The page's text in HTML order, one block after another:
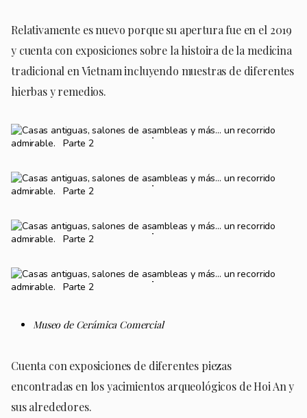
Relativamente es nuevo porque su apertura fue en el 2019
y cuenta con exposiciones sobre la histoira de la medicina
tradicional en Vietnam incluyendo muestras de diferentes
hierbas y remedios.
Museo de Cerámica Comercial
Cuenta con exposiciones de diferentes piezas
encontradas en los yacimientos arqueológicos de Hoi An y
sus alrededores.